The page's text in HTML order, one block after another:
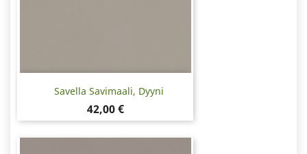
Savella Savimaali, Dyyni
Hinta
42,00 €